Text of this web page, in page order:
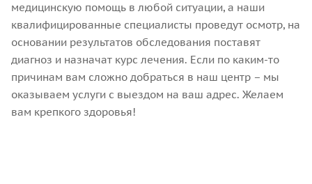
медицинскую помощь в любой ситуации, а наши
квалифицированные специалисты проведут осмотр, на
основании результатов обследования поставят
диагноз и назначат курс лечения. Если по каким-то
причинам вам сложно добраться в наш центр – мы
оказываем услуги с выездом на ваш адрес. Желаем
вам крепкого здоровья!